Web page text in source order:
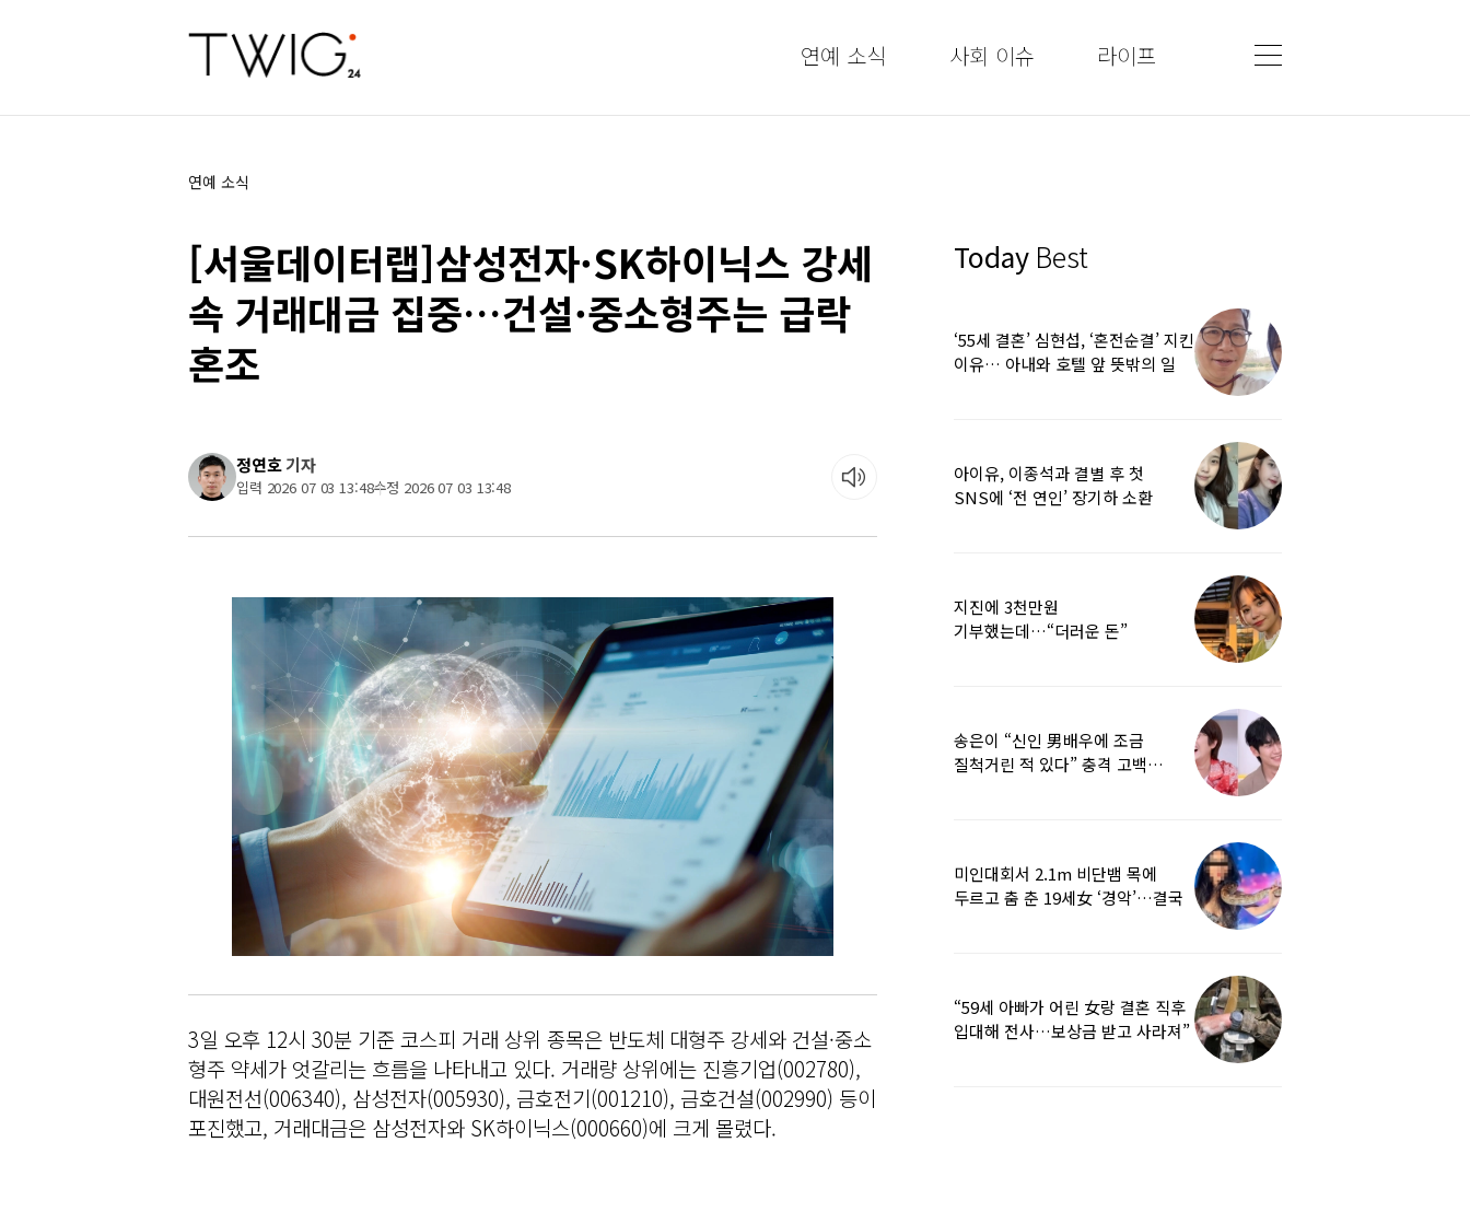
연예 소식 사회 이슈 라이프
연예 소식
[서울데이터랩]삼성전자·SK하이닉스 강세
속 거래대금 집중…건설·중소형주는 급락
혼조
정연호기자
입력 2026 07 03 13:48수정 2026 07 03 13:48
3일 오후 12시 30분 기준 코스피 거래 상위 종목은 반도체 대형주 강세와 건설·중소
형주 약세가 엇갈리는 흐름을 나타내고 있다. 거래량 상위에는 진흥기업(002780),
대원전선(006340), 삼성전자(005930), 금호전기(001210), 금호건설(002990) 등이
포진했고, 거래대금은 삼성전자와 SK하이닉스(000660)에 크게 몰렸다.
Today Best
‘55세 결혼’ 심현섭, ‘혼전순결’ 지킨
이유… 아내와 호텔 앞 뜻밖의 일
아이유, 이종석과 결별 후 첫
SNS에 ‘전 연인’ 장기하 소환
지진에 3천만원
기부했는데…“더러운 돈”
송은이 “신인 男배우에 조금
질척거린 적 있다” 충격 고백…
미인대회서 2.1m 비단뱀 목에
두르고 춤 춘 19세女 ‘경악’…결국
“59세 아빠가 어린 女랑 결혼 직후
입대해 전사…보상금 받고 사라져”